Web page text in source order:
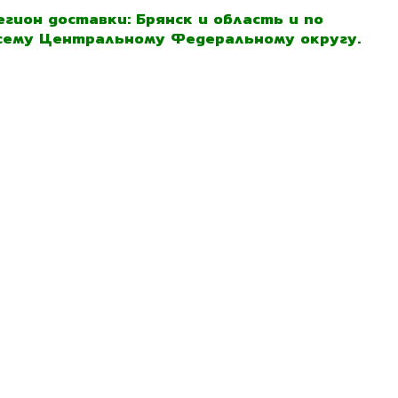
доставки: Брянск и область и по
Центральному Федеральному округу.